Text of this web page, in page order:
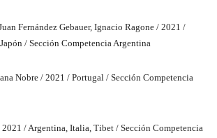
Fernández Gebauer, Ignacio Ragone / 2021 /
/ Sección Competencia Argentina
Nobre / 2021 / Portugal / Sección Competencia
/ Argentina, Italia, Tibet / Sección Competencia